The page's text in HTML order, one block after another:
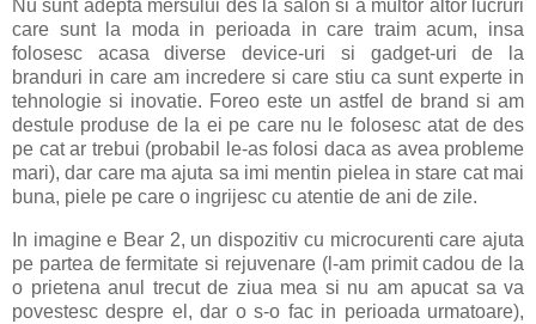
Nu sunt adepta mersului des la salon si a multor altor lucruri
care sunt la moda in perioada in care traim acum, insa
folosesc acasa diverse device-uri si gadget-uri de la
branduri in care am incredere si care stiu ca sunt experte in
tehnologie si inovatie. Foreo este un astfel de brand si am
destule produse de la ei pe care nu le folosesc atat de des
pe cat ar trebui (probabil le-as folosi daca as avea probleme
mari), dar care ma ajuta sa imi mentin pielea in stare cat mai
buna, piele pe care o ingrijesc cu atentie de ani de zile.
In imagine e Bear 2, un dispozitiv cu microcurenti care ajuta
pe partea de fermitate si rejuvenare (l-am primit cadou de la
o prietena anul trecut de ziua mea si nu am apucat sa va
povestesc despre el, dar o s-o fac in perioada urmatoare),